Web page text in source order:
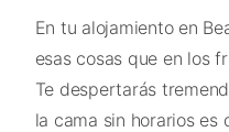
En tu alojamiento en
esas cosas que en los
Te despertarás
la cama sin horarios es